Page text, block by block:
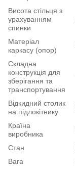
Висота стільця з
урахуванням
спинки
Матеріал
каркасу (опор)
Складна
конструкція для
зберігання та
транспортування
Відкидний столик
на підлокітнику
Країна
виробника
Стан
Вага